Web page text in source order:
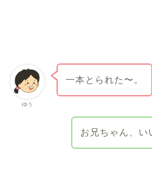
ゆう
一本とられた〜。
お兄ちゃん、い